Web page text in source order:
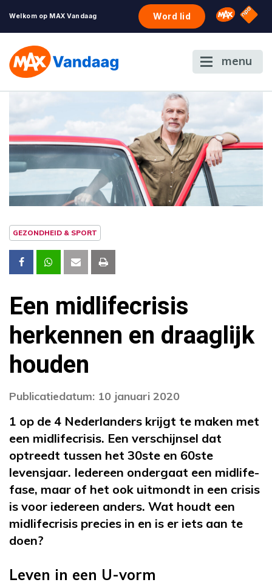
Welkom op MAX Vandaag Word lid Omroep
NPO
menu
GEZONDHEID & SPORT
Een midlifecrisis
herkennen en draaglijk
houden
Publicatiedatum: 10 januari 2020
1 op de 4 Nederlanders krijgt te maken met
een midlifecrisis. Een verschijnsel dat
optreedt tussen het 30ste en 60ste
levensjaar. Iedereen ondergaat een midlife-
fase, maar of het ook uitmondt in een crisis
is voor iedereen anders. Wat houdt een
midlifecrisis precies in en is er iets aan te
doen?
Leven in een U-vorm